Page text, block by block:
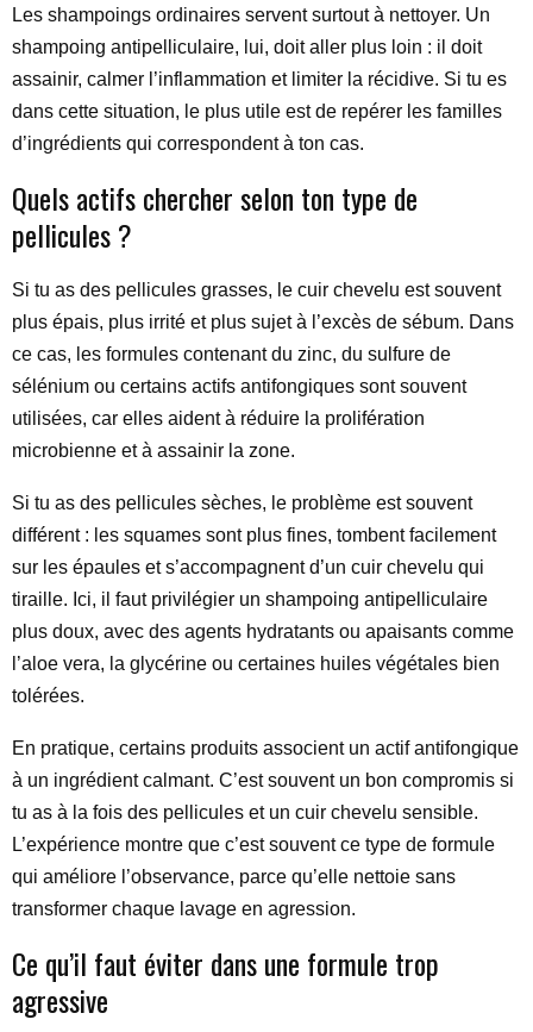
Les shampoings ordinaires servent surtout à nettoyer. Un
shampoing antipelliculaire, lui, doit aller plus loin : il doit
assainir, calmer l’inflammation et limiter la récidive. Si tu es
dans cette situation, le plus utile est de repérer les familles
d’ingrédients qui correspondent à ton cas.
Quels actifs chercher selon ton type de
pellicules ?
Si tu as des pellicules grasses, le cuir chevelu est souvent
plus épais, plus irrité et plus sujet à l’excès de sébum. Dans
ce cas, les formules contenant du zinc, du sulfure de
sélénium ou certains actifs antifongiques sont souvent
utilisées, car elles aident à réduire la prolifération
microbienne et à assainir la zone.
Si tu as des pellicules sèches, le problème est souvent
différent : les squames sont plus fines, tombent facilement
sur les épaules et s’accompagnent d’un cuir chevelu qui
tiraille. Ici, il faut privilégier un shampoing antipelliculaire
plus doux, avec des agents hydratants ou apaisants comme
l’aloe vera, la glycérine ou certaines huiles végétales bien
tolérées.
En pratique, certains produits associent un actif antifongique
à un ingrédient calmant. C’est souvent un bon compromis si
tu as à la fois des pellicules et un cuir chevelu sensible.
L’expérience montre que c’est souvent ce type de formule
qui améliore l’observance, parce qu’elle nettoie sans
transformer chaque lavage en agression.
Ce qu’il faut éviter dans une formule trop
agressive